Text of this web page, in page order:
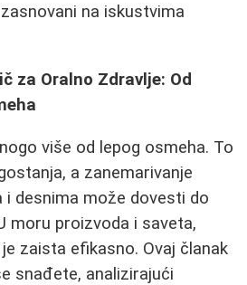
na iskustvima
za Oralno Zdravlje: Od
više od lepog osmeha. To
a zanemarivanje
i desnima može dovesti do
moru proizvoda i saveta,
zaista efikasno. Ovaj članak
snađete, analizirajući